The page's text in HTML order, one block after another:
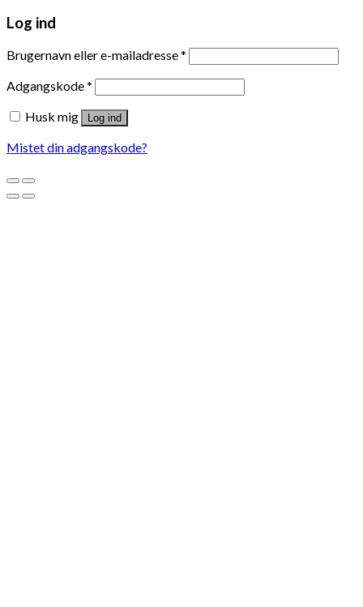
Log ind
Brugernavn eller e-mailadresse*
Adgangskode*
Husk mig
Log ind
Mistet din adgangskode?